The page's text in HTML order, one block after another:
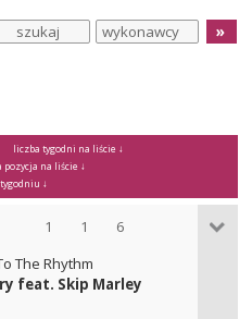
liczba tygodni na liście ↓
pozycja na liście ↓
↓
1 1 6
The Rhythm
feat. Skip Marley